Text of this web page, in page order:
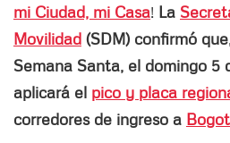
mi Ciudad, mi Casa! La
Movilidad (SDM) confirmó
Semana Santa, el domingo 5
aplicará el pico y placa
corredores de ingreso a